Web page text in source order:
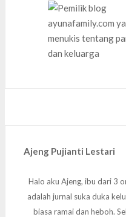
Ajeng Pujianti Lestari
Halo aku Ajeng, ibu dari 3
adalah jurnal suka duka
biasa ramai dan heboh.